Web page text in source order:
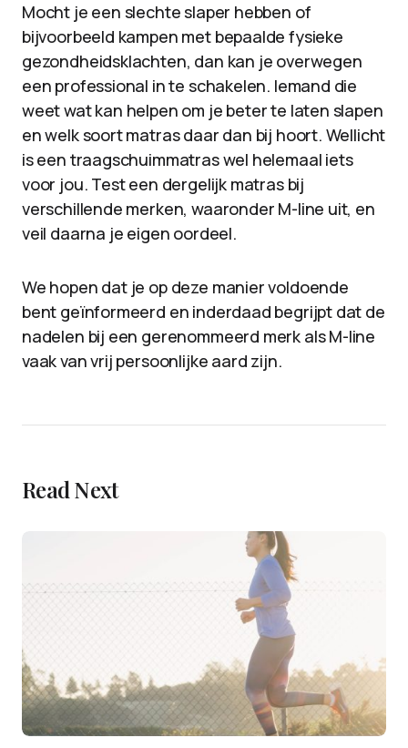
Mocht je een slechte slaper hebben of
bijvoorbeeld kampen met bepaalde fysieke
gezondheidsklachten, dan kan je overwegen
een professional in te schakelen. Iemand die
weet wat kan helpen om je beter te laten slapen
en welk soort matras daar dan bij hoort. Wellicht
is een traagschuimmatras wel helemaal iets
voor jou. Test een dergelijk matras bij
verschillende merken, waaronder M-line uit, en
veil daarna je eigen oordeel.
We hopen dat je op deze manier voldoende
bent geïnformeerd en inderdaad begrijpt dat de
nadelen bij een gerenommeerd merk als M-line
vaak van vrij persoonlijke aard zijn.
Read Next